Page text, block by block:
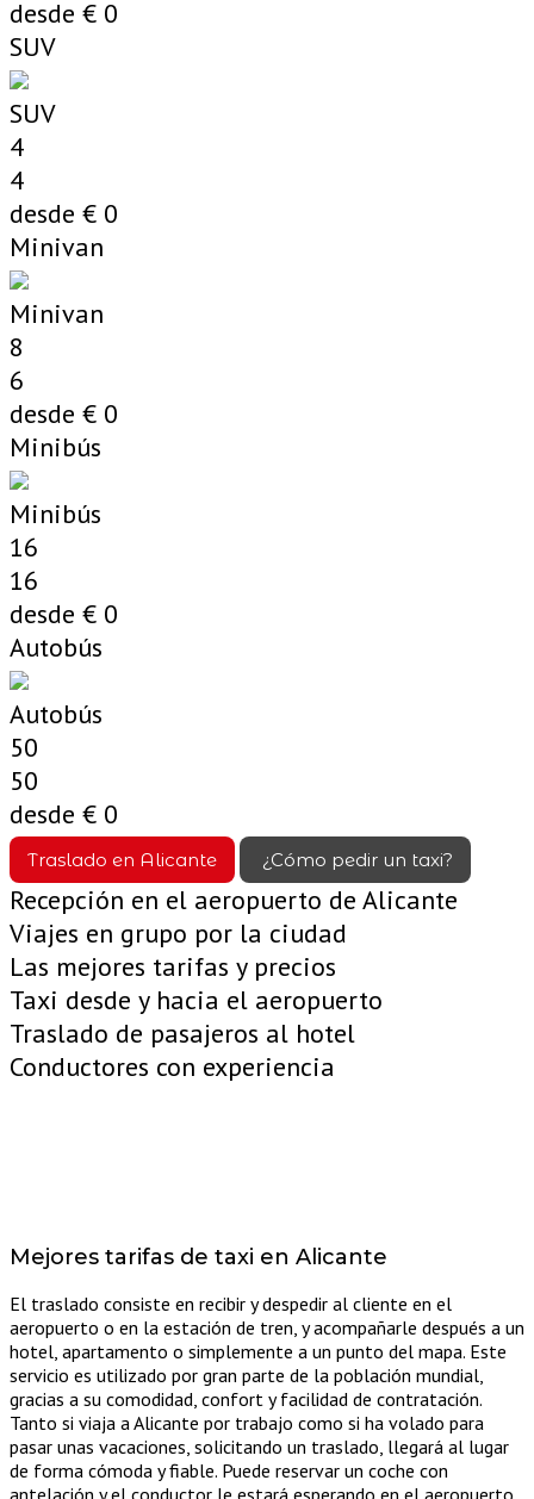
desde € 0
SUV
SUV
4
4
desde € 0
Minivan
Minivan
8
6
desde € 0
Minibús
Minibús
16
16
desde € 0
Autobús
Autobús
50
50
desde € 0
Traslado en Alicante ¿Cómo pedir un taxi?
Recepción en el aeropuerto de Alicante
Viajes en grupo por la ciudad
Las mejores tarifas y precios
Taxi desde y hacia el aeropuerto
Traslado de pasajeros al hotel
Conductores con experiencia
Mejores tarifas de taxi en Alicante
El traslado consiste en recibir y despedir al cliente en el
aeropuerto o en la estación de tren, y acompañarle después a un
hotel, apartamento o simplemente a un punto del mapa. Este
servicio es utilizado por gran parte de la población mundial,
gracias a su comodidad, confort y facilidad de contratación.
Tanto si viaja a Alicante por trabajo como si ha volado para
pasar unas vacaciones, solicitando un traslado, llegará al lugar
de forma cómoda y fiable. Puede reservar un coche con
antelación y el conductor le estará esperando en el aeropuerto